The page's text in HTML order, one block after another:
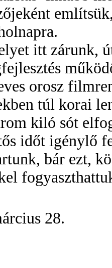
itt zárunk,
orosz
túl korai
kiló sót
időt igénylő
bár ezt,
28.